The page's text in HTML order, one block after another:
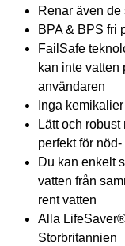
Renar även
BPA & BPS fri
FailSafe
kan inte vatten
användaren
Inga
Lätt och
perfekt för
Du kan enkelt
vatten från
rent vatten
Alla
Storbritannien